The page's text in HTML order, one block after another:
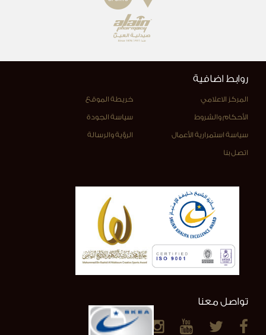
روابط اضافية
المركز الاعلامي خريطة الموقع
الأحكام والشروط سياسة الجودة
سياسة استمرارية الأعمال الرؤية والرسالة
اتصل بنا
تواصل معنا